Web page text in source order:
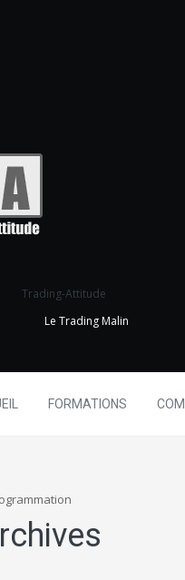
Trading-Attitude
Le Trading Malin
FORMATIONS